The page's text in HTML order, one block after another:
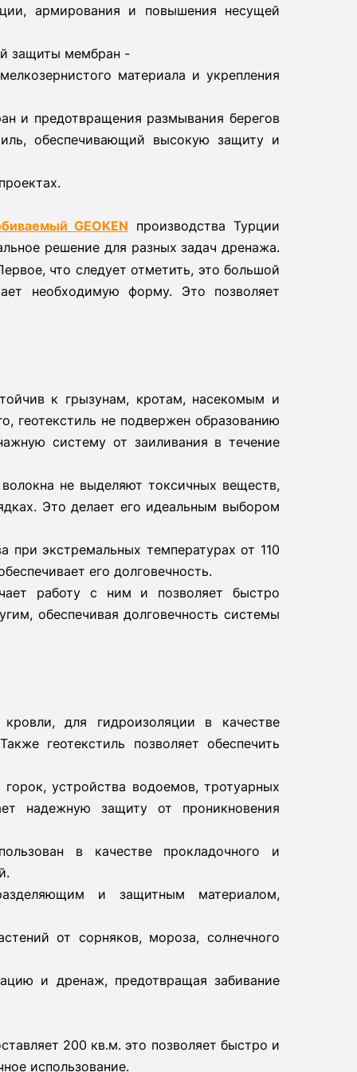
армирования и повышения несущей
защиты мембран -
материала и укрепления
и предотвращения размывания берегов
обеспечивающий высокую защиту и
GEOKEN производства Турции
решение для разных задач дренажа.
что следует отметить, это большой
необходимую форму. Это позволяет
к грызунам, кротам, насекомым и
геотекстиль не подвержен образованию
систему от заиливания в течение
не выделяют токсичных веществ,
Это делает его идеальным выбором
при экстремальных температурах от 110
его долговечность.
работу с ним и позволяет быстро
обеспечивая долговечность системы
для гидроизоляции в качестве
геотекстиль позволяет обеспечить
устройства водоемов, тротуарных
надежную защиту от проникновения
в качестве прокладочного и
и защитным материалом,
от сорняков, мороза, солнечного
и дренаж, предотвращая забивание
200 кв.м. это позволяет быстро и
использование.